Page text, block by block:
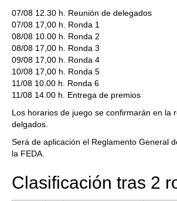
07/08 12.30 h. Reunión de delegados
07/08 17,00 h. Ronda 1
08/08 10.00 h. Ronda 2
08/08 17,00 h. Ronda 3
09/08 17,00 h. Ronda 4
10/08 17,00 h. Ronda 5
11/08 10.00 h. Ronda 6
11/08 14.00 h. Entrega de premios
Los horarios de juego se confirmarán en la
delgados.
Será de aplicación el Reglamento General
la FEDA.
Clasificación tras 2